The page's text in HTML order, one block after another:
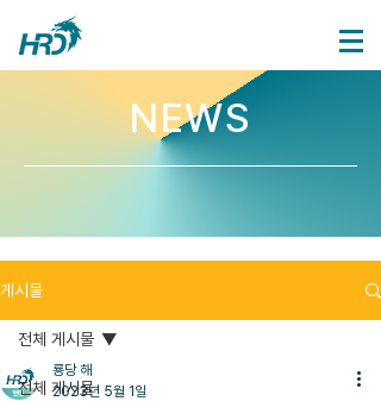
NEWS
게시물
전체 게시물
전체 게시물
룡당 해
2023년 5월 1일